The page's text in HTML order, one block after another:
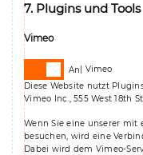
7. Plugins und Tools
Vimeo
Vimeo
Diese Website nutzt
Vimeo Inc., 555 West 18th
Wenn Sie eine unserer mit
besuchen, wird eine
Dabei wird dem Vimeo-